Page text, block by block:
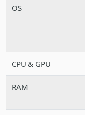
OS
CPU & GPU
RAM